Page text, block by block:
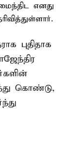
எனது
புதிதாக
கொண்டு,